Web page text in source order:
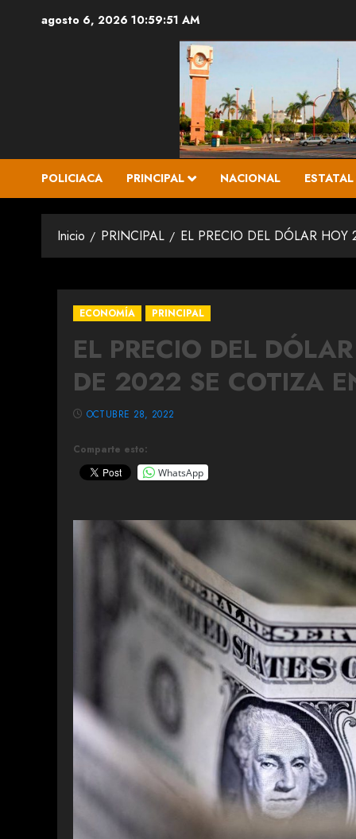
agosto 6, 2026 10:59:53 AM
POLICIACA PRINCIPAL NACIONAL ESTATAL
Inicio PRINCIPAL EL PRECIO DEL DÓLAR HOY
ECONOMÍA PRINCIPAL
EL PRECIO DEL
DE 2022 SE COTIZA
Comparte esto:
WhatsApp
OCTUBRE 28, 2022